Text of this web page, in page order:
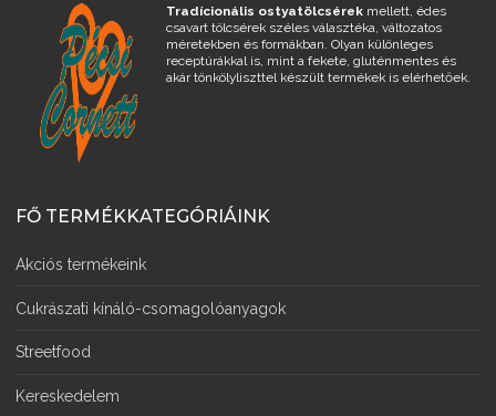
Tradícionális ostyatölcsérekmellett, édes
csavart tölcsérek széles választéka, változatos
méretekben és formákban. Olyan különleges
receptúrákkal is, mint a fekete, gluténmentes és
akár tönkölyliszttel készült termékek is elérhetőek.
FŐ TERMÉKKATEGÓRIÁINK
Akciós termékeink
Cukrászati kínáló-csomagolóanyagok
Streetfood
Kereskedelem